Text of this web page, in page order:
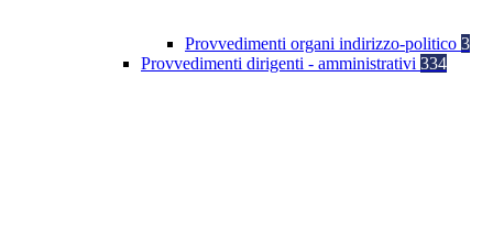
Provvedimenti organi indirizzo-politico 3
Provvedimenti dirigenti - amministrativi 334